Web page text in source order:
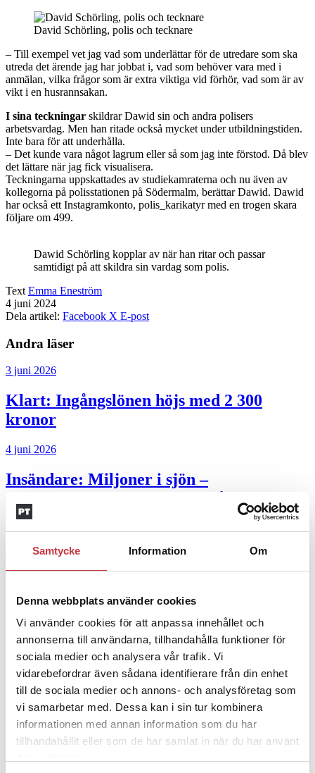
Samtycke Information Om
Denna webbplats använder cookies
Vi använder cookies för att anpassa innehållet och
annonserna till användarna, tillhandahålla funktioner för
sociala medier och analysera vår trafik. Vi
vidarebefordrar även sådana identifierare från din enhet
till de sociala medier och annons- och analysföretag som
vi samarbetar med. Dessa kan i sin tur kombinera
informationen med annan information som du har
tillhandahållit eller som de har samlat in när du har använt
David Schörling, polis och tecknare
– Till exempel vet jag vad som underlättar för de utredare som ska
utreda det ärende jag har jobbat i, vad som behöver vara med i
anmälan, vilka frågor som är extra viktiga vid förhör, vad som är av
vikt i en husrannsakan.
I sina teckningar skildrar Dawid sin och andra polisers
arbetsvardag. Men han ritade också mycket under utbildningstiden.
Inte bara för att underhålla.
– Det kunde vara något lagrum eller så som jag inte förstod. Då blev
det lättare när jag fick visualisera.
Teckningarna uppskattades av studiekamraterna och nu även av
kollegorna på polisstationen på Södermalm, berättar Dawid. Dawid
har också ett Instagramkonto, polis_karikatyr med en trogen skara
följare om 499.
Dawid Schörling kopplar av när han ritar och passar
samtidigt på att skildra sin vardag som polis.
Text Emma Eneström
4 juni 2024
Dela artikel: Facebook X E-post
Andra läser
3 juni 2026
Klart: Ingångslönen höjs med 2 300
kronor
4 juni 2026
Insändare: Miljoner i sjön –
polisaspiranter underkänns på
godtyckliga grunder
1 juni 2026
Jens Mårtensson:Snart 20 år i tjänst – nu
ska han lära sig grunderna
4 juni 2026
Polisregionen erkänner fel: ”Kommer att
rättas till”
Mobilannons
Desktopannnons
Debatt